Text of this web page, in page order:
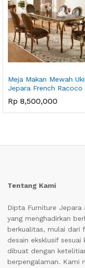
Meja Makan Mewah
Jepara French Racoco
Rp 8,500,000
Tentang Kami
Dipta Furniture
yang menghadirkan
berkualitas, mulai dari
desain eksklusif
dibuat dengan
berpengalaman. Kami